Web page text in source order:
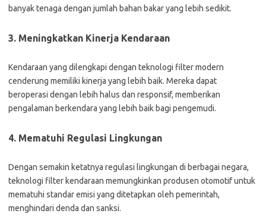
banyak tenaga dengan jumlah bahan bakar yang lebih sedikit.
3. Meningkatkan Kinerja Kendaraan
Kendaraan yang dilengkapi dengan teknologi filter modern
cenderung memiliki kinerja yang lebih baik. Mereka dapat
beroperasi dengan lebih halus dan responsif, memberikan
pengalaman berkendara yang lebih baik bagi pengemudi.
4. Mematuhi Regulasi Lingkungan
Dengan semakin ketatnya regulasi lingkungan di berbagai negara,
teknologi filter kendaraan memungkinkan produsen otomotif untuk
mematuhi standar emisi yang ditetapkan oleh pemerintah,
menghindari denda dan sanksi.